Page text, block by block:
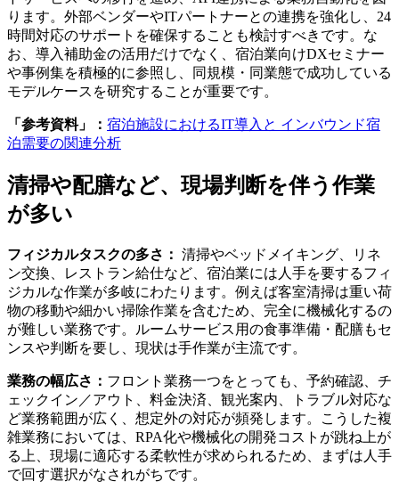
ります。外部ベンダーやITパートナーとの連携を強化し、24
時間対応のサポートを確保することも検討すべきです。な
お、導入補助金の活用だけでなく、宿泊業向けDXセミナー
や事例集を積極的に参照し、同規模・同業態で成功している
モデルケースを研究することが重要です。
「参考資料」： 宿泊施設におけるIT導入と インバウンド宿
泊需要の関連分析
清掃や配膳など、現場判断を伴う作業
が多い
フィジカルタスクの多さ： 清掃やベッドメイキング、リネ
ン交換、レストラン給仕など、宿泊業には人手を要するフィ
ジカルな作業が多岐にわたります。例えば客室清掃は重い荷
物の移動や細かい掃除作業を含むため、完全に機械化するの
が難しい業務です。ルームサービス用の食事準備・配膳もセ
ンスや判断を要し、現状は手作業が主流です。
業務の幅広さ： フロント業務一つをとっても、予約確認、チ
ェックイン／アウト、料金決済、観光案内、トラブル対応な
ど業務範囲が広く、想定外の対応が頻発します。こうした複
雑業務においては、RPA化や機械化の開発コストが跳ね上が
る上、現場に適応する柔軟性が求められるため、まずは人手
で回す選択がなされがちです。